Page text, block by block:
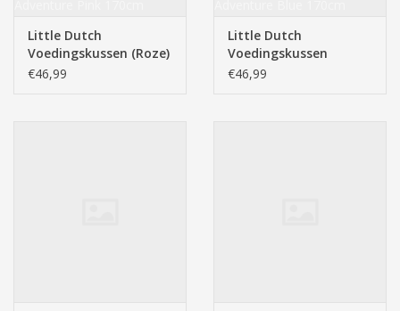
Little Dutch
Voedingskussen (Roze)
Adventure Pink 170cm
€46,99
Little Dutch
Voedingskussen
(Blauw) Adventure Blue
€46,99